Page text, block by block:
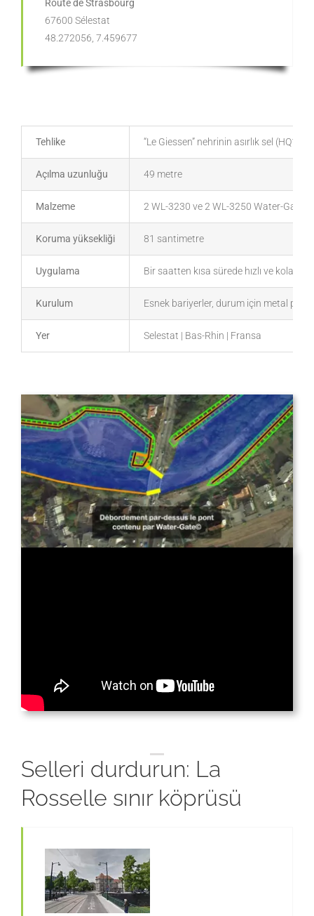
Route de Strasbourg
67600 Sélestat
48.272056, 7.459677
Tehlike “Le Giessen” nehrinin asırlık sel
Açılma uzunluğu 49 metre
Malzeme 2 WL-3230 ve 2 WL-3250 Water-Gate ©
Koruma yüksekliği 81 santimetre
Uygulama Bir saatten kısa sürede hızlı ve kolay
Kurulum Esnek bariyerler, durum için metal
Yer Selestat | Bas-Rhin | Fransa
Selleri durdurun: La
Rosselle sınır köprüsü